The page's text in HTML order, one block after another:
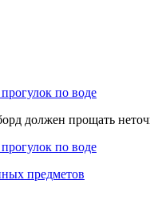
по воде
должен прощать
по воде
предметов